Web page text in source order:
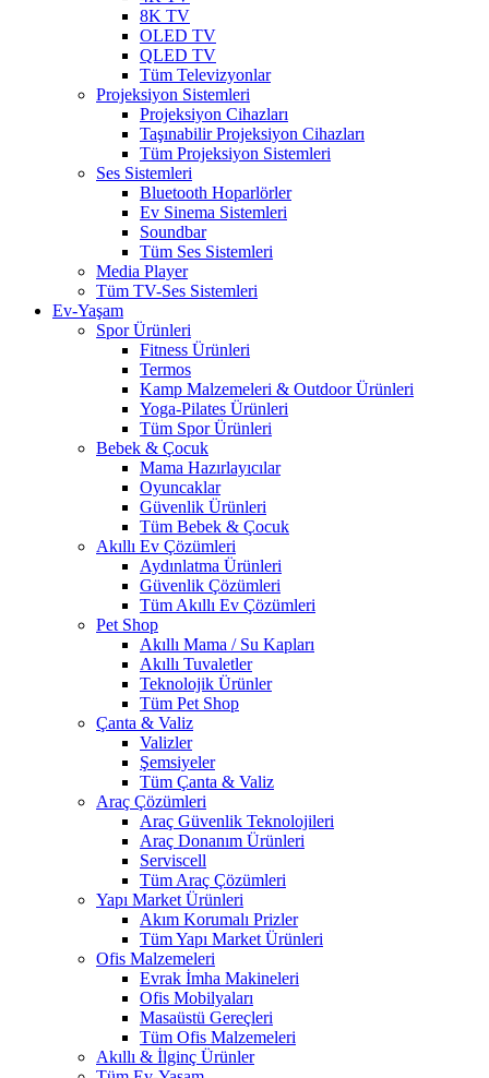
8K TV
OLED TV
QLED TV
Tüm Televizyonlar
Projeksiyon Sistemleri
Projeksiyon Cihazları
Taşınabilir Projeksiyon Cihazları
Tüm Projeksiyon Sistemleri
Ses Sistemleri
Bluetooth Hoparlörler
Ev Sinema Sistemleri
Soundbar
Tüm Ses Sistemleri
Media Player
Tüm TV-Ses Sistemleri
Ev-Yaşam
Spor Ürünleri
Fitness Ürünleri
Termos
Kamp Malzemeleri & Outdoor Ürünleri
Yoga-Pilates Ürünleri
Tüm Spor Ürünleri
Bebek & Çocuk
Mama Hazırlayıcılar
Oyuncaklar
Güvenlik Ürünleri
Tüm Bebek & Çocuk
Akıllı Ev Çözümleri
Aydınlatma Ürünleri
Güvenlik Çözümleri
Tüm Akıllı Ev Çözümleri
Pet Shop
Akıllı Mama / Su Kapları
Akıllı Tuvaletler
Teknolojik Ürünler
Tüm Pet Shop
Çanta & Valiz
Valizler
Şemsiyeler
Tüm Çanta & Valiz
Araç Çözümleri
Araç Güvenlik Teknolojileri
Araç Donanım Ürünleri
Serviscell
Tüm Araç Çözümleri
Yapı Market Ürünleri
Akım Korumalı Prizler
Tüm Yapı Market Ürünleri
Ofis Malzemeleri
Evrak İmha Makineleri
Ofis Mobilyaları
Masaüstü Gereçleri
Tüm Ofis Malzemeleri
Akıllı & İlginç Ürünler